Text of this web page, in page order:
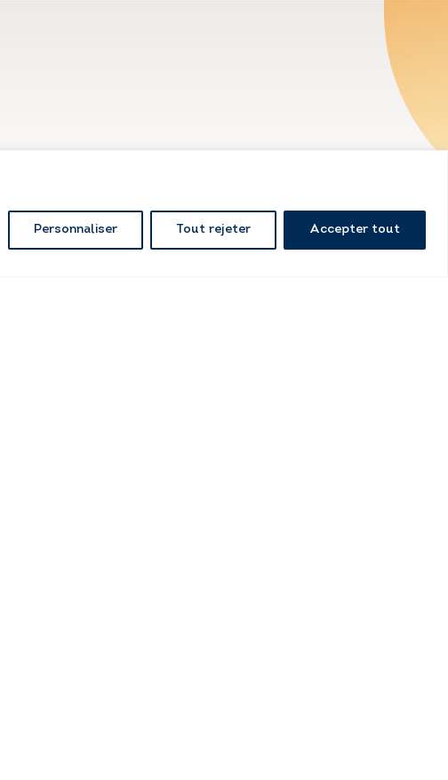
Personnaliser Tout rejeter Accepter tout